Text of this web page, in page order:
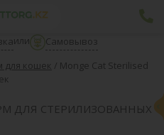
или
Самовывоз
для кошек / Monge Cat Sterilised
ДЛЯ СТЕРИЛИЗОВАННЫХ